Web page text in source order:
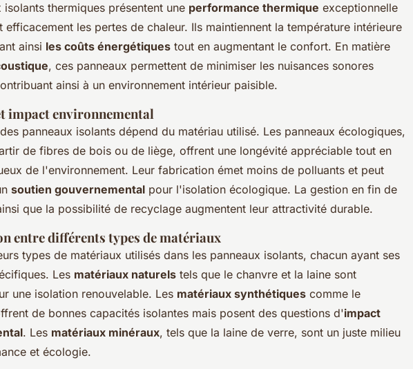
isolants thermiques présentent une performance thermique exceptionnelle
efficacement les pertes de chaleur. Ils maintiennent la température intérieure
ainsi les coûts énergétiques tout en augmentant le confort. En matière
, ces panneaux permettent de minimiser les nuisances sonores
ainsi à un environnement intérieur paisible.
impact environnemental
des panneaux isolants dépend du matériau utilisé. Les panneaux écologiques,
de fibres de bois ou de liège, offrent une longévité appréciable tout en
de l'environnement. Leur fabrication émet moins de polluants et peut
soutien gouvernemental pour l'isolation écologique. La gestion en fin de
que la possibilité de recyclage augmentent leur attractivité durable.
entre différents types de matériaux
types de matériaux utilisés dans les panneaux isolants, chacun ayant ses
Les matériaux naturels tels que le chanvre et la laine sont
une isolation renouvelable. Les matériaux synthétiques comme le
de bonnes capacités isolantes mais posent des questions d'impact
. Les matériaux minéraux, tels que la laine de verre, sont un juste milieu
et écologie.